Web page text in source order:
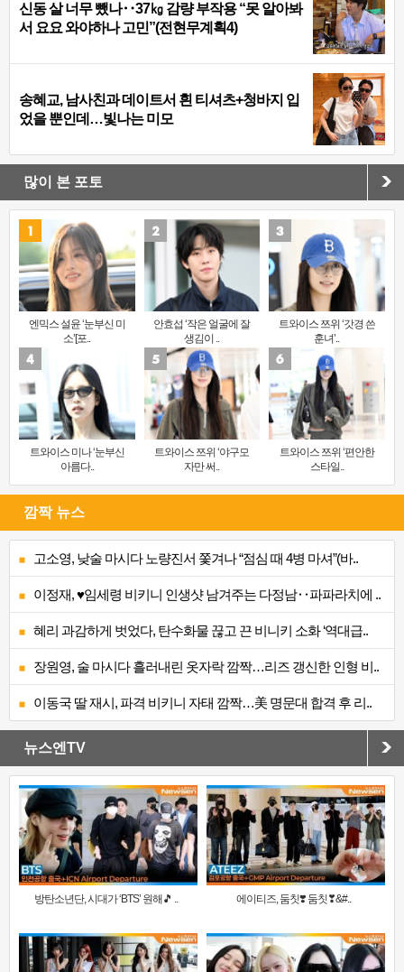
신동 살 너무 뺐나‥37㎏ 감량 부작용 “못 알아봐
서 요요 와야하나 고민”(전현무계획4)
송혜교, 남사친과 데이트서 흰 티셔츠+청바지 입
었을 뿐인데…빛나는 미모
많이 본 포토
엔믹스 설윤 ‘눈부신 미
소’[포..
안효섭 ‘작은 얼굴에 잘
생김이 ..
트와이스 쯔위 ‘갓경 쓴
훈녀’..
트와이스 미나 ‘눈부신
아름다..
트와이스 쯔위 ‘야구모
자만 써..
트와이스 쯔위 ‘편안한
스타일..
깜짝 뉴스
고소영, 낮술 마시다 노량진서 쫓겨나 “점심 때 4병 마셔”(바..
이정재, ♥임세령 비키니 인생샷 남겨주는 다정남‥파파라치에 ..
혜리 과감하게 벗었다, 탄수화물 끊고 끈 비니키 소화 ‘역대급..
장원영, 술 마시다 흘러내린 옷자락 깜짝…리즈 갱신한 인형 비..
이동국 딸 재시, 파격 비키니 자태 깜짝…美 명문대 합격 후 리..
뉴스엔TV
방탄소년단, 시대가 ‘BTS’ 원해🎵 .. 에이티즈, 둠칫❣️ 둠칫❣&#..